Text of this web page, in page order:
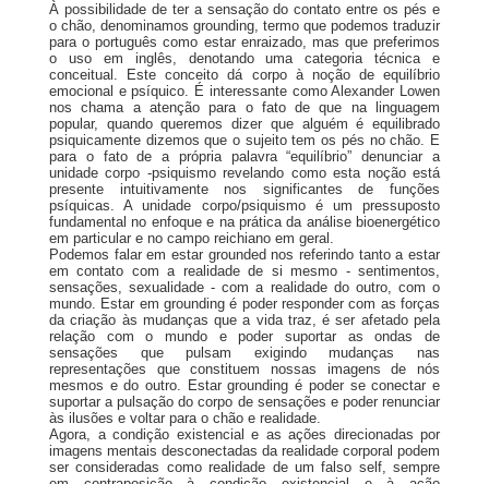
À possibilidade de ter a sensação do contato entre os pés e
o chão, denominamos grounding, termo que podemos traduzir
para o português como estar enraizado, mas que preferimos
o uso em inglês, denotando uma categoria técnica e
conceitual. Este conceito dá corpo à noção de equilíbrio
emocional e psíquico. É interessante como Alexander Lowen
nos chama a atenção para o fato de que na linguagem
popular, quando queremos dizer que alguém é equilibrado
psiquicamente dizemos que o sujeito tem os pés no chão. E
para o fato de a própria palavra “equilíbrio” denunciar a
unidade corpo -psiquismo revelando como esta noção está
presente intuitivamente nos significantes de funções
psíquicas. A unidade corpo/psiquismo é um pressuposto
fundamental no enfoque e na prática da análise bioenergético
em particular e no campo reichiano em geral.
Podemos falar em estar grounded nos referindo tanto a estar
em contato com a realidade de si mesmo - sentimentos,
sensações, sexualidade - com a realidade do outro, com o
mundo. Estar em grounding é poder responder com as forças
da criação às mudanças que a vida traz, é ser afetado pela
relação com o mundo e poder suportar as ondas de
sensações que pulsam exigindo mudanças nas
representações que constituem nossas imagens de nós
mesmos e do outro. Estar grounding é poder se conectar e
suportar a pulsação do corpo de sensações e poder renunciar
às ilusões e voltar para o chão e realidade.
Agora, a condição existencial e as ações direcionadas por
imagens mentais desconectadas da realidade corporal podem
ser consideradas como realidade de um falso self, sempre